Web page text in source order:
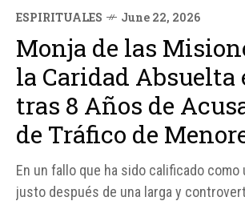
ESPIRITUALES June 22, 2026
Monja de las
la Caridad Absuelta
tras 8 Años de
de Tráfico de
En un fallo que ha sido calificado como
justo después de una larga y